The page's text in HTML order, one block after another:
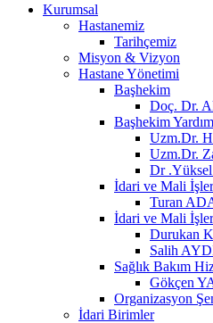
Kurumsal
Hastanemiz
Tarihçemiz
Misyon & Vizyon
Hastane Yönetimi
Başhekim
Doç. Dr.
Başhekim
Uzm.Dr.
Uzm.Dr.
Dr
İdari ve Mali
Turan
İdari ve Mali İşler
Durukan
Salih
Sağlık Bakım
Gökçen
Organizasyon
İdari Birimler